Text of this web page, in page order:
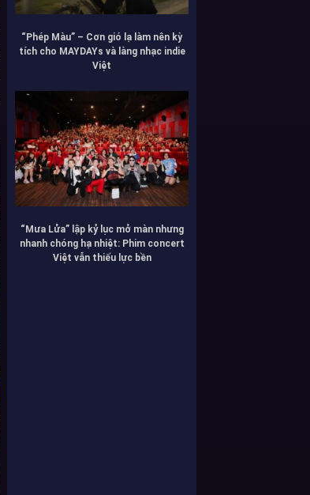
“Phép Màu” – Cơn gió lạ làm nên kỳ
tích cho MAYDAYs và làng nhạc indie
Việt
“Mưa Lửa” lập kỷ lục mở màn nhưng
nhanh chóng hạ nhiệt: Phim concert
Việt vẫn thiếu lực bền